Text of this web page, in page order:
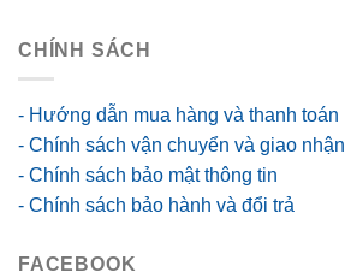
CHÍNH SÁCH
- Hướng dẫn mua hàng và thanh toán
- Chính sách vận chuyển và giao nhận
- Chính sách bảo mật thông tin
- Chính sách bảo hành và đổi trả
FACEBOOK